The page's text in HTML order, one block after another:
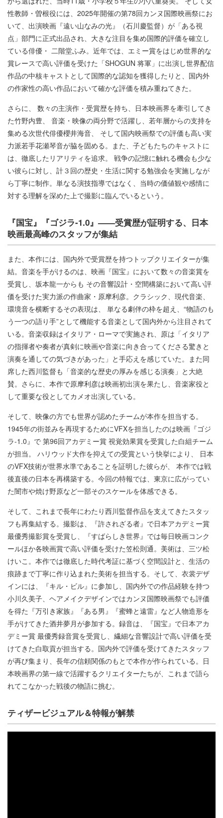
性教師・曽根役には、2025年開催の第78回カンヌ国際映画祭にお
いて、出演映画『遠い⼭なみの光』（⽯川慶監督）が「ある視
点」部⾨に正式出品され、⼤きな注⽬を集め国際的評価を確⽴し
ている俳優・ ⼆階堂ふみ。近年では、エミー賞をはじめ世界的な
賞レースで⾼い評価を受けた「SHOGUN 将軍」に出演し世界配信
作品の中核キャストとして国際的な認知を獲得したりと、国内外
の作家性の⾼い作品において確かな評価を積み重ねてきた。
さらに、 数々の主演作・受賞歴を持ち、⽇本映画界を牽引してき
た⽵野内豊、 ⾳楽・映像の両分野で活躍し、若年層からの⽀持を
集める次世代俳優櫻井海⾳、 そして国内映画祭での評価も⾼い実
⼒派若⼿花瀬琴⾳が脇を固める。また、⼦どもたちのキャストに
は、徹底したリアリティを追求。 戦争の記憶に触れる機会も少な
い彼らに対し、計３回の歴史・⽣活に関する勉強会を実施しなが
ら丁寧に制作。単なる演技指導ではなく、当時の価値観や感情に
対する理解を深めた上で撮影に臨んでいるという。
『国宝』『ゴジラ-1.0』——受賞歴が証明する、日本
映画最高峰のスタッフが集結
また、本作には、国内外で受賞歴を持つトップクリエイターが集
結。⾳楽を⼿がけるのは、映画『国宝』において数々の⾳楽賞を
受賞し、坂本⿓⼀からも その⾳響設計・空間構築において⾼い評
価を受けた実⼒派の作曲家・原摩利彦。クラシック、現代⾳楽、
環境⾳を横断するその表現は、 単なる劇伴の枠を超え、“物語のも
う⼀つの語り⼿”として機能する⾳楽として国内外から注⽬されて
いる。⾳楽収録はイタリア・ローマで実施され、原は「イタリア
の指揮者や奏者が真剣に映画や⾳楽に向き合ってくださる驚きと
演奏を通しての気づきがあった」と⼿応えを感じていた。また同
席した⻄川監督も「⾳楽的な歴史の厚みを感じる演奏」と⼤絶
賛。さらに、本作で原摩利彦は映画初出演を果たし、⾳楽家役と
して重要な役としてカメオ出演している。
そして、映像の⽅でも世界が認めたチームが本作を担当する。
1945年の街並みを再現するためにVFXを担当したのは映画『ゴジ
ラ-1.0』で 第96回アカデミー賞 視覚効果賞を受賞した⽩組チーム
が担当。 ハリウッド⼤作を抑えての受賞という快挙により、 ⽇本
のVFX技術が世界⽔準であることを証明した彼らが、 本作では戦
後直後の⽇本を再構築する。今回の特報では、東京に広がってい
た闇市や焼け野原など⼀部そのスケールを体感できる。
そして、これまで⻑年にわたり⻄川監督作品を⽀えてきたスタッ
フも再集結する。撮影は、『許されざる者』で⽇本アカデミー賞
最優秀撮影賞を受賞し、『すばらしき世界』では毎⽇映画コンク
ールほか各映画賞で⾼い評価を受けた笠松則通。美術は、三ツ松
けいこ。本作では徹底した時代考証に基づく空間設計と、⽣活の
痕跡まで丁寧に作り込まれた美術を担当する。そして、⾐裳デザ
インには、『キル・ビル』に参加し、国内外での作品経験を持つ
⼩川久美⼦、ヘアメイクデザインではカンヌ国際映画祭でも評価
を得た『万引き家族』『ある男』『蜜蜂と遠雷』など⼈物造形を
⼿がけてきた酒井夢⽉が参加する。録⾳は、『国宝』で⽇本アカ
デミー賞 最優秀録⾳賞を受賞し、繊細な⾳響設計で⾼い評価を受
けてきた⽩取貢が担当する。国内外で評価を受けてきたスタッフ
が再び集まり、⻑年の信頼関係のもとで本作が作られている。⽇
本映画界の第⼀線で活躍するクリエイターたちが、これまで語ら
れてこなかった戦後の物語に挑む。
ティザービジュアル＆特報が解禁